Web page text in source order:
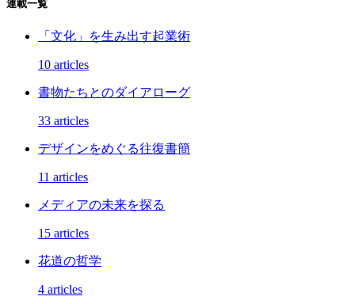
連載一覧
「文化」を生み出す起業術
10 articles
書物たちとのダイアローグ
33 articles
デザインをめぐる往復書簡
11 articles
メディアの未来を探る
15 articles
花道の哲学
4 articles